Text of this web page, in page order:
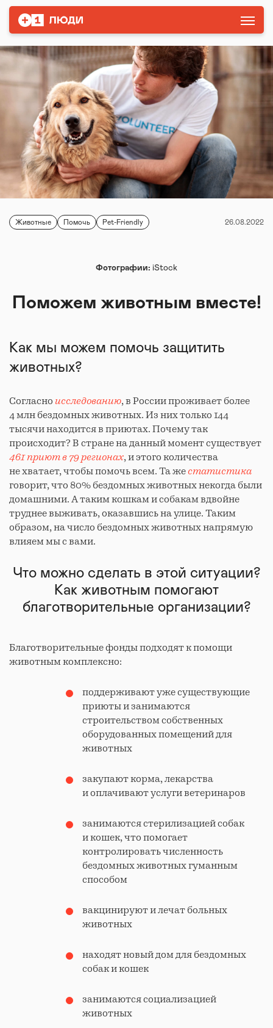
Животные Помочь Pet-Friendly 26.08.2022
Фотографии: iStock
Поможем животным вместе!
Как мы можем помочь защитить
животных?
Согласно исследованию, в России проживает более
4 млн бездомных животных. Из них только 144
тысячи находится в приютах. Почему так
происходит? В стране на данный момент существует
461 приют в 79 регионах, и этого количества
не хватает, чтобы помочь всем. Та жестатистика
говорит, что 80% бездомных животных некогда были
домашними. А таким кошкам и собакам вдвойне
труднее выживать, оказавшись на улице. Таким
образом, на число бездомных животных напрямую
влияем мы с вами.
Что можно сделать в этой ситуации?
Как животным помогают
благотворительные организации?
Благотворительные фонды подходят к помощи
животным комплексно:
поддерживают уже существующие
приюты и занимаются
строительством собственных
оборудованных помещений для
животных
закупают корма, лекарства
и оплачивают услуги ветеринаров
занимаются стерилизацией собак
и кошек, что помогает
контролировать численность
бездомных животных гуманным
способом
вакцинируют и лечат больных
животных
находят новый дом для бездомных
собак и кошек
занимаются социализацией
животных